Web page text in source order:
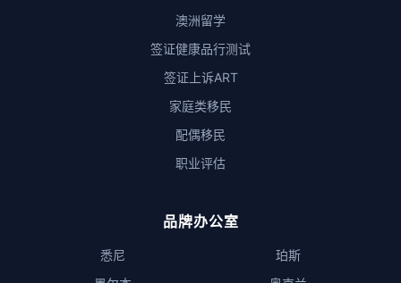
澳洲留学
签证健康品行测试
签证上诉ART
家庭类移民
配偶移民
职业评估
品牌办公室
悉尼
珀斯